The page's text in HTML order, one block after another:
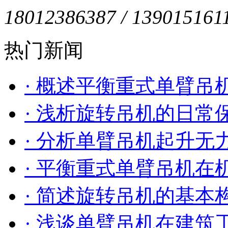
18012386387 /
热门新闻
· 概述平衡重式单臂吊
· 浅析旋转吊机的日常
· 分析单臂吊机起升无
· 平衡重式单臂吊机在
· 简述旋转吊机的基本
· 浅谈单臂吊机在建筑